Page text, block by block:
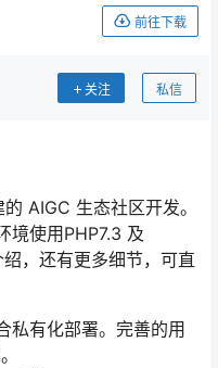
前往下载
关注 私信
AIGC 生态社区开发。
境使用PHP7.3 及
，还有更多细节，可直
私有化部署。完善的用